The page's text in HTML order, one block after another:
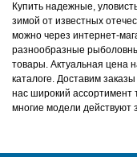
Купить надежные,
зимой от известных
можно через интернет-
разнообразные
товары. Актуальная цена
каталоге. Доставим
нас широкий ассортимент
многие модели действуют